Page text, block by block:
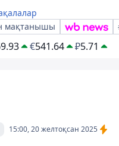
мақтанышы
€541.64 ₽5.71
15:00, 20 желтоқсан 2025